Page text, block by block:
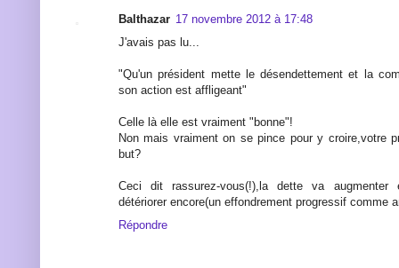
Balthazar 17 novembre 2012 à 17:48
J'avais pas lu...
"Qu'un président mette le désendettement et la
son action est affligeant"
Celle là elle est vraiment "bonne"!
Non mais vraiment on se pince pour y croire,votre
but?
Ceci dit rassurez-vous(!),la dette va
détériorer encore(un effondrement progressif comme
Répondre